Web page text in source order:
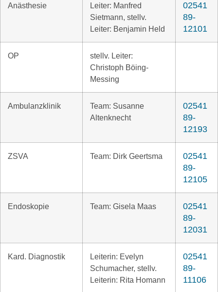
Anästhesie
Leiter: Manfred
Sietmann, stellv.
Leiter: Benjamin Held
02541
89-
12101
OP
stellv. Leiter:
Christoph Böing-
Messing
Ambulanzklinik
Team: Susanne
Altenknecht
02541
89-
12193
ZSVA Team: Dirk Geertsma
02541
89-
12105
Endoskopie Team: Gisela Maas
02541
89-
12031
Kard. Diagnostik
Leiterin: Evelyn
Schumacher, stellv.
Leiterin: Rita Homann
02541
89-
11106